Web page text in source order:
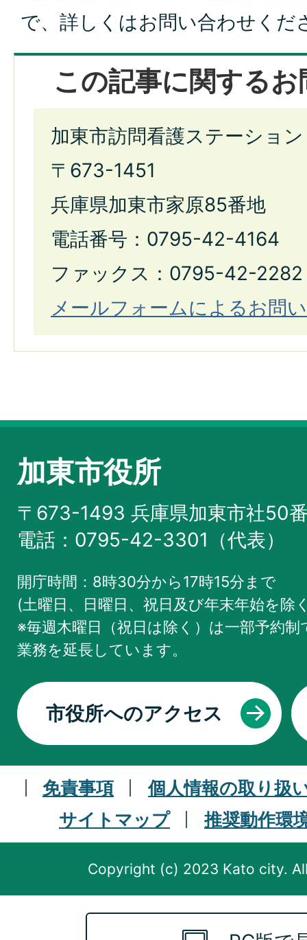
で、詳しくはお問い合わせくだ
この記事に関する
加東市訪問看護ステーション
〒673-1451
兵庫県加東市家原85番地
電話番号：0795-42-4164
ファックス：0795-42-2282
メールフォームによるお問
加東市役所
〒673-1493 兵庫県加東市社50
電話：0795-42-3301（代表）
開庁時間：8時30分から17時15分まで
(土曜日、日曜日、祝日及び年末年始を除
※毎週木曜日（祝日は除く）は一部予約
業務を延長しています。
市役所へのアクセス
免責事項
個人情報の取り扱
サイトマップ
推奨動作環
Copyright (c) 2023 Kato city.